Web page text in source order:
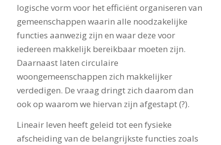
logische vorm voor het efficiënt organiseren van
gemeenschappen waarin alle noodzakelijke
functies aanwezig zijn en waar deze voor
iedereen makkelijk bereikbaar moeten zijn.
Daarnaast laten circulaire
woongemeenschappen zich makkelijker
verdedigen. De vraag dringt zich daarom dan
ook op waarom we hiervan zijn afgestapt (?).
Lineair leven heeft geleid tot een fysieke
afscheiding van de belangrijkste functies zoals